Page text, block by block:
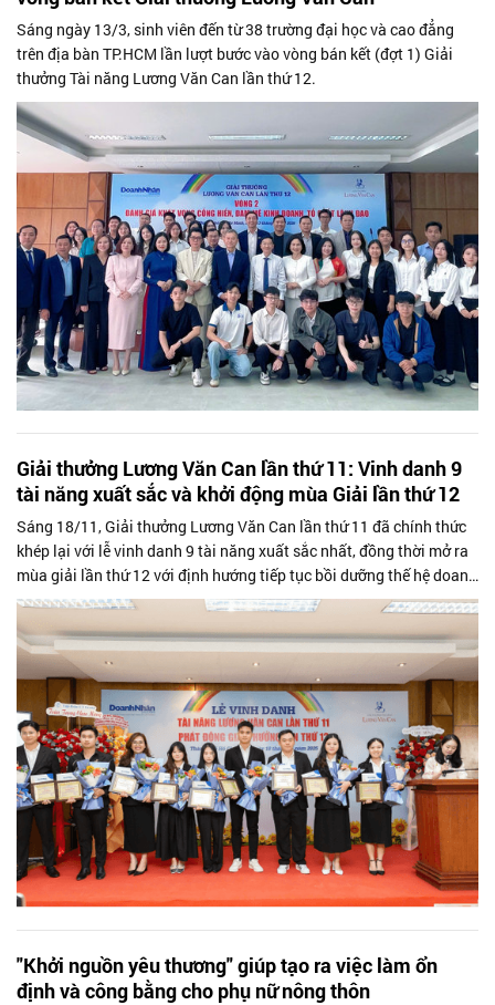
Sáng ngày 13/3, sinh viên đến từ 38 trường đại học và cao đẳng
trên địa bàn TP.HCM lần lượt bước vào vòng bán kết (đợt 1) Giải
thưởng Tài năng Lương Văn Can lần thứ 12.
Giải thưởng Lương Văn Can lần thứ 11: Vinh danh 9
tài năng xuất sắc và khởi động mùa Giải lần thứ 12
Sáng 18/11, Giải thưởng Lương Văn Can lần thứ 11 đã chính thức
khép lại với lễ vinh danh 9 tài năng xuất sắc nhất, đồng thời mở ra
mùa giải lần thứ 12 với định hướng tiếp tục bồi dưỡng thế hệ doanh
nhân...
"Khởi nguồn yêu thương" giúp tạo ra việc làm ổn
định và công bằng cho phụ nữ nông thôn